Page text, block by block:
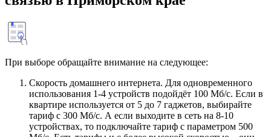
При выборе обращайте внимание на следующее:
Скорость домашнего интернета. Для одновременного
использования 1-4 устройств подойдёт 100 Мб/с. Если в
квартире используется от 5 до 7 гаджетов, выбирайте
тариф с 300 Мб/с. А если выходите в сеть на 8-10
устройствах, то подключайте тариф с параметром 500